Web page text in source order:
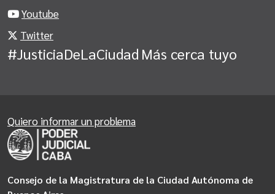
Youtube
Twitter
#JusticiaDeLaCiudad Más cerca tuyo
Consejo de la Magistratura de la Ciudad Autónoma de
Quiero informar un problema